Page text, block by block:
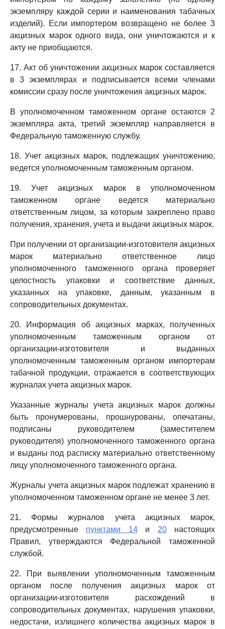
экземпляру каждой серии и наименования табачных
изделий). Если импортером возвращено не более 3
акцизных марок одного вида, они уничтожаются и к
акту не приобщаются.
17. Акт об уничтожении акцизных марок составляется
в 3 экземплярах и подписывается всеми членами
комиссии сразу после уничтожения акцизных марок.
В уполномоченном таможенном органе остаются 2
экземпляра акта, третий экземпляр направляется в
Федеральную таможенную службу.
18. Учет акцизных марок, подлежащих уничтожению,
ведется уполномоченным таможенным органом.
19. Учет акцизных марок в уполномоченном
таможенном органе ведется материально
ответственным лицом, за которым закреплено право
получения, хранения, учета и выдачи акцизных марок.
При получении от организации-изготовителя акцизных
марок материально ответственное лицо
уполномоченного таможенного органа проверяет
целостность упаковки и соответствие данных,
указанных на упаковке, данным, указанным в
сопроводительных документах.
20. Информация об акцизных марках, полученных
уполномоченным таможенным органом от
организации-изготовителя и выданных
уполномоченным таможенным органом импортерам
табачной продукции, отражается в соответствующих
журналах учета акцизных марок.
Указанные журналы учета акцизных марок должны
быть пронумерованы, прошнурованы, опечатаны,
подписаны руководителем (заместителем
руководителя) уполномоченного таможенного органа
и выданы под расписку материально ответственному
лицу уполномоченного таможенного органа.
Журналы учета акцизных марок подлежат хранению в
уполномоченном таможенном органе не менее 3 лет.
21. Формы журналов учета акцизных марок,
предусмотренные пунктами 14и 20настоящих
Правил, утверждаются Федеральной таможенной
службой.
22. При выявлении уполномоченным таможенным
органом после получения акцизных марок от
организации-изготовителя расхождений в
сопроводительных документах, нарушения упаковки,
недостачи, излишнего количества акцизных марок в